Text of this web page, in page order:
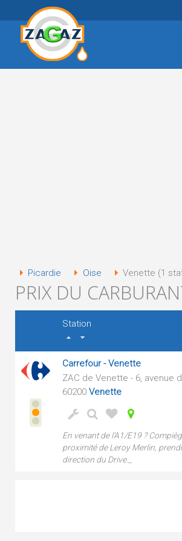
Picardie Oise Venette (1
PRIX DU
Station
Carrefour - Venette
ZAC de Venette - 6, avenue
60200 Venette
En venant de l'A1/E19 ?
proximité de Leroy Merlin,
direction du Drive._